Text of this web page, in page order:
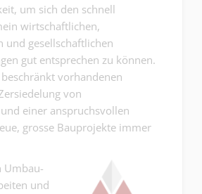
um sich den schnell
wirtschaftlichen,
und gesellschaftlichen
gut entsprechen zu können.
vorhandenen
von
einer anspruchsvollen
grosse Bauprojekte immer
Umbau-
und